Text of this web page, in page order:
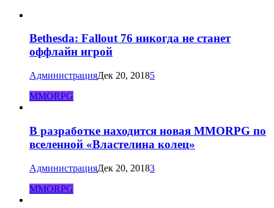
Bethesda: Fallout 76 никогда не станет
оффлайн игрой
АдминистрацияДек 20, 20185
MMORPG
В разработке находится новая MMORPG по
вселенной «Властелина колец»
АдминистрацияДек 20, 20183
MMORPG